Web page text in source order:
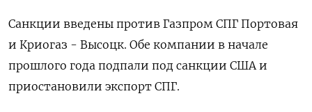
Санкции введены против ⁠Газпром СПГ ‌Портовая
и Криогаз - Высоцк. ‌Обе компании в начале
прошлого ​года подпали под санкции США ‌и
приостановили экспорт СПГ.